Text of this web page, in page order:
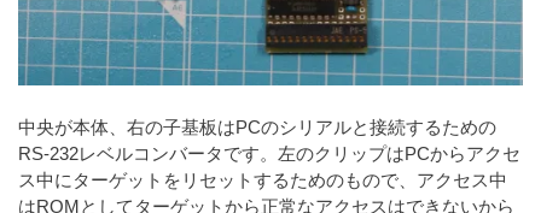
中央が本体、右の子基板はPCのシリアルと接続するための
RS-232レベルコンバータです。左のクリップはPCからアクセ
ス中にターゲットをリセットするためのもので、アクセス中
はROMとしてターゲットから正常なアクセスはできないから